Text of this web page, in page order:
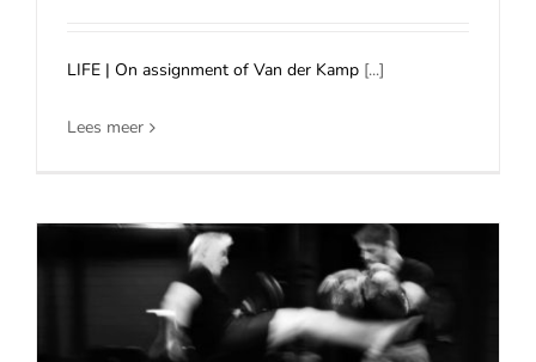
LIFE | On assignment of Van der Kamp [...]
Lees meer